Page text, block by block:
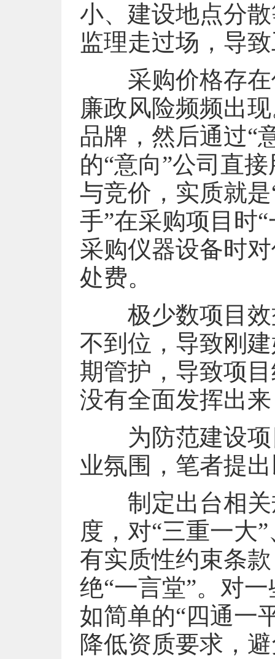
小、建设地点分
监理走过场，导
采购价格存在
廉政风险频频出
品牌，然后通过“
的“意向”公司直
与竞价，实质就
手”在采购项目时
采购仪器设备时
处费。
极少数项目效
不到位，导致刚
期管护，导致项
没有全面发挥出
为防范建设项
业氛围，笔者提
制定出台相关
度，对“三重一大
有实质性约束条
绝“一言堂”。对
如简单的“四通一
降低资质要求，